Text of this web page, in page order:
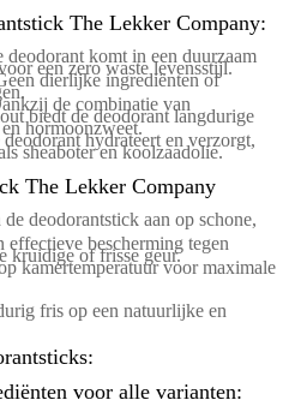
The Lekker Company:
deodorant komt in een duurzaam
een zero waste levensstijl.
dierlijke ingrediënten of
de combinatie van
biedt de deodorant langdurige
hormoonzweet.
deodorant hydrateert en verzorgt,
sheaboter en koolzaadolie.
The Lekker Company
deodorantstick aan op schone,
effectieve bescherming tegen
kruidige of frisse geur.
kamertemperatuur voor maximale
fris op een natuurlijke en
voor alle varianten: